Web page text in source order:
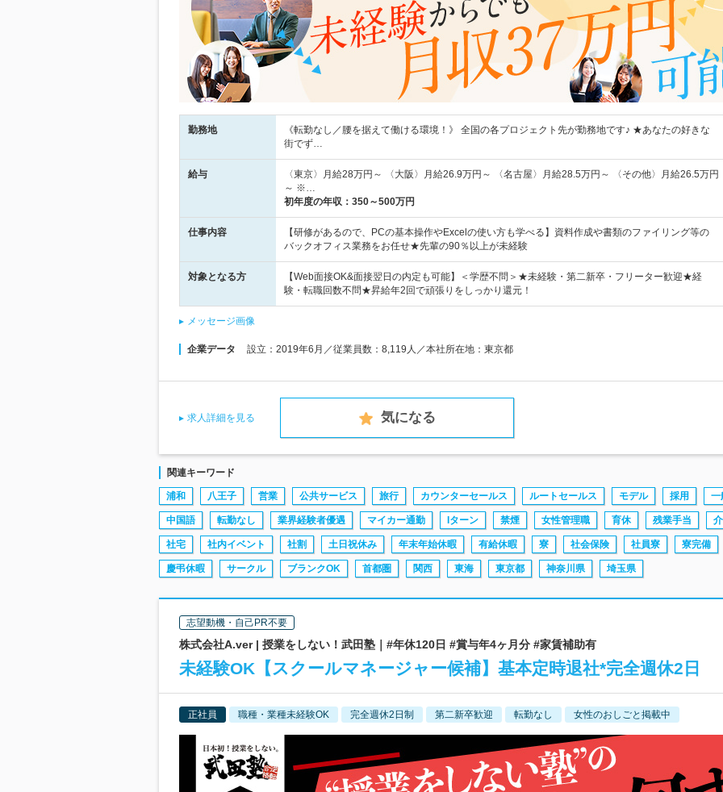
勤務地
《転勤なし／腰を据えて働ける環境！》 全国の各プロジェクト先が勤務地です♪ ★あなたの好きな
街でず…
給与
〈東京〉月給28万円～ 〈大阪〉月給26.9万円～ 〈名古屋〉月給28.5万円～ 〈その他〉月給26.5万円
～ ※…
初年度の年収： 350～500万円
仕事内容
【研修があるので、PCの基本操作やExcelの使い方も学べる】資料作成や書類のファイリング等の
バックオフィス業務をお任せ★先輩の90％以上が未経験
対象となる方
【Web面接OK&面接翌日の内定も可能】＜学歴不問＞★未経験・第二新卒・フリーター歓迎★経
験・転職回数不問★昇給年2回で頑張りをしっかり還元！
メッセージ画像
企業データ 設立：2019年6月／従業員数：8,119人／本社所在地：東京都
求人詳細を見る 気になる
関連キーワード
浦和 八王子 営業 公共サービス 旅行 カウンターセールス ルートセールス モデル 採用 一
中国語 転勤なし 業界経験者優遇 マイカー通勤 Iターン 禁煙 女性管理職 育休 残業手当
社宅 社内イベント 社割 土日祝休み 年末年始休暇 有給休暇 寮 社会保険 社員寮 寮完備
慶弔休暇 サークル ブランクOK 首都圏 関西 東海 東京都 神奈川県 埼玉県
志望動機・自己PR不要
株式会社A.ver | 授業をしない！武田塾｜#年休120日 #賞与年4ヶ月分 #家賃補助有
未経験OK【スクールマネージャー候補】基本定時退社*完全週休2日
正社員 職種・業種未経験OK 完全週休2日制 第二新卒歓迎 転勤なし 女性のおしごと掲載中